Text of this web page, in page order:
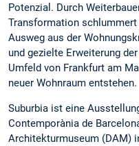
Potenzial. Durch
Transformation
Ausweg aus der
und gezielte Erweiterung
Umfeld von Frankfurt am
neuer Wohnraum
Suburbia ist eine
Contemporània de
Architekturmuseum (DAM)